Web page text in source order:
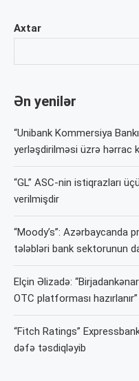
Axtar
Ən yenilər
“Unibank Kommersiya
yerləşdirilməsi üzrə hərrac
“GL” ASC-nin istiqrazları
verilmişdir
“Moody’s”: Azərbaycanda
tələbləri bank sektorunun
Elçin Əlizadə:
OTC platforması
“Fitch Ratings”
dəfə təsdiqləyib